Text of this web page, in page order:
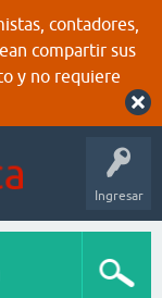
contadores,
compartir sus
y no requiere
Ingresar